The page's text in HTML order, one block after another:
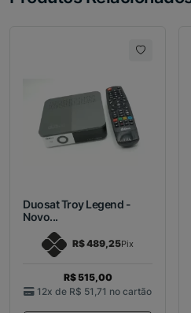
Duosat Troy Legend -
Novo...
R$ 489,25Pix
R$ 515,00
12x de R$ 51,71 no cartão